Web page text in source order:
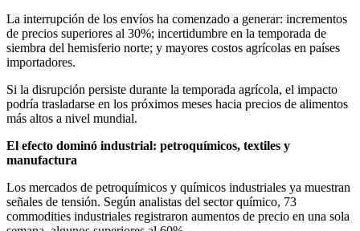
La interrupción de los envíos ha comenzado a generar: incrementos
de precios superiores al 30%; incertidumbre en la temporada de
siembra del hemisferio norte; y mayores costos agrícolas en países
importadores.
Si la disrupción persiste durante la temporada agrícola, el impacto
podría trasladarse en los próximos meses hacia precios de alimentos
más altos a nivel mundial.
El efecto dominó industrial: petroquímicos, textiles y
manufactura
Los mercados de petroquímicos y químicos industriales ya muestran
señales de tensión. Según analistas del sector químico, 73
commodities industriales registraron aumentos de precio en una sola